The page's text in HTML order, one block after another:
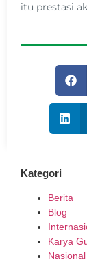
itu prestasi
Kategori
Berita
Blog
Karya
Nasional